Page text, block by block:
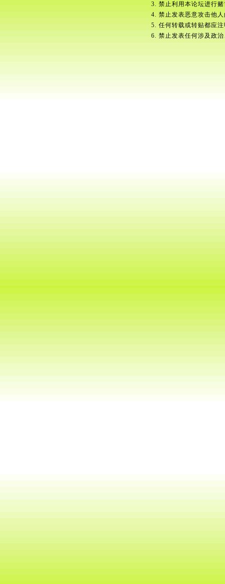
3. 禁止利用本论坛进行
4. 禁止发表恶意攻击他
5. 任何转载或转贴都应
6. 禁止发表任何涉及政